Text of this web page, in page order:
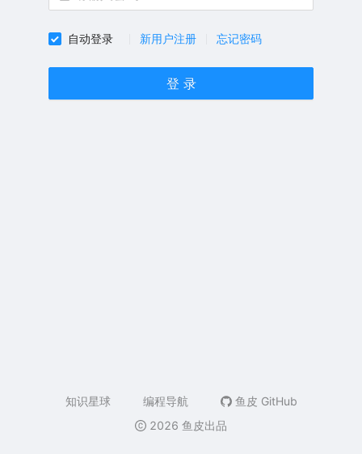
自动登录 新用户注册 忘记密码
登 录
知识星球 编程导航
鱼皮 GitHub
2026 鱼皮出品